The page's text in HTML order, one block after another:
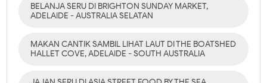
BELANJA SERU DI BRIGHTON SUNDAY MARKET,
ADELAIDE - AUSTRALIA SELATAN
MAKAN CANTIK SAMBIL LIHAT LAUT DI THE BOATSHED
HALLET COVE, ADELAIDE - SOUTH AUSTRALIA